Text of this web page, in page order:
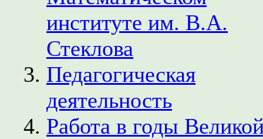
институте им. В.А.
Стеклова
Педагогическая
деятельность
Работа в годы